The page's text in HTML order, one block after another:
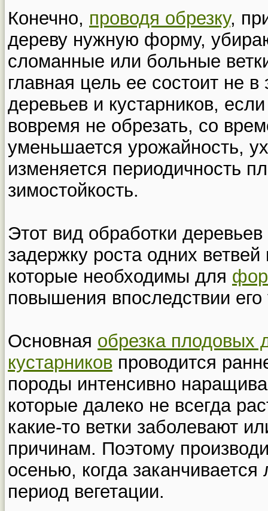
Конечно, проводя обрезку,
дереву нужную форму,
сломанные или больные
главная цель ее состоит не в
деревьев и кустарников,
вовремя не обрезать, со
уменьшается урожайность,
изменяется периодичность
зимостойкость.
Этот вид обработки
задержку роста одних
которые необходимы для
повышения впоследствии
Основная обрезка плодовых
кустарников проводится
породы интенсивно
которые далеко не всегда
какие-то ветки заболевают
причинам. Поэтому
осенью, когда
период вегетации.